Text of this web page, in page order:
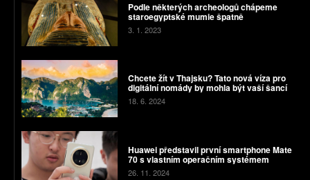
Podle některých archeologů chápeme
staroegyptské mumie špatně
3. 1. 2023
Chcete žít v Thajsku? Tato nová víza pro
digitální nomády by mohla být vaší šancí
18. 6. 2024
Huawei představil první smartphone Mate
70 s vlastním operačním systémem
26. 11. 2024